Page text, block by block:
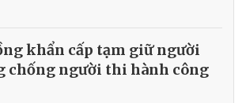
khẩn cấp tạm giữ người
chống người thi hành công